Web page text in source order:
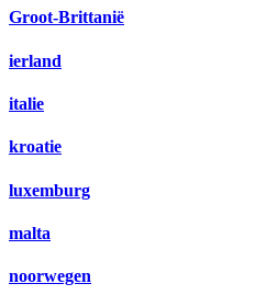
Groot-Brittanië
ierland
italie
kroatie
luxemburg
malta
noorwegen